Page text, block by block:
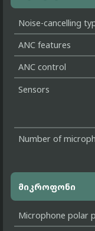
Noise-cancelling
ANC features
ANC control
Sensors
Number of
მიკროფონი
Microphone polar